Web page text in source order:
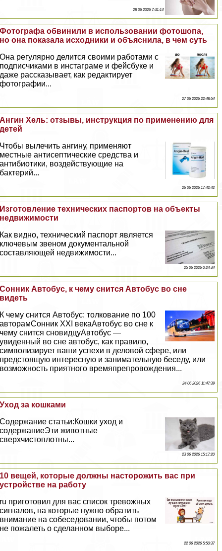
28 06 2026 7:31:14
Фотографа обвинили в использовании фотошопа,
но она показала исходники и объяснила, в чем суть
Она регулярно делится своими работами с
подписчиками в инстаграме и фейсбуке и
даже рассказывает, как редактирует
фотографии...
27 06 2026 22:48:54
Ангин Хель: отзывы, инструкция по применению для
детей
Чтобы вылечить ангину, применяют
местные антисептические средства и
антибиотики, воздействующие на
бактерий...
26 06 2026 17:42:42
Изготовление технических паспортов на объекты
недвижимости
Как видно, технический паспорт является
ключевым звеном документальной
составляющей недвижимости...
25 06 2026 0:24:34
Сонник Автобус, к чему снится Автобус во сне
видеть
К чему снится Автобус: толкование по 100
авторамСонник XXI векаАвтобус во сне к
чему снится сновидцуАвтобус —
увиденный во сне автобус, как правило,
символизирует ваши успехи в деловой сфере, или
предстоящую интересную и занимательную беседу, или
возможность приятного времяпрепровождения...
24 06 2026 11:47:39
Уход за кошками
Содержание статьи:Кошки уход и
содержаниеЭти животные
сверхчистоплотны...
23 06 2026 15:17:20
10 вещей, которые должны насторожить вас при
устройстве на работу
ru приготовил для вас список тревожных
сигналов, на которые нужно обратить
внимание на собеседовании, чтобы потом
не пожалеть о сделанном выборе...
22 06 2026 5:50:37